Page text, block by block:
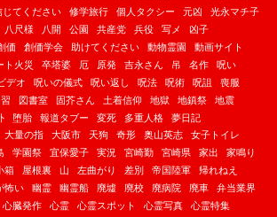
じてください 修学旅行 個人タクシー 元凶
光永マチ子
八尺様 八開 公園 共産党 兵役 写メ
凶子
価 創価学会 助けてください 動物霊園
動画サイト
ト火災 卒塔婆 厄 原発 吉永さん 吊 名作
呪い
デオ 呪いの儀式 呪い返し 呪法 呪術 呪詛
喪服
図書室 固芥さん 土着信仰 地獄 地鎮祭
地震
堕胎 報道タブー 変死 多重人格
夢日記
大量の指 大阪市 天狗 奇形 奥山英志
女子トイレ
学園祭 宜保愛子 実況 宮崎勤 宮崎県 家出
家鳴り
箱 屋根裏 山 左曲がり 差別 帝国陸軍
帰れねえ
怖い 幽霊 幽霊船 廃墟 廃校 廃病院 廃車
弁当業界
心臓発作 心霊 心霊スポット 心霊写真
心霊特集